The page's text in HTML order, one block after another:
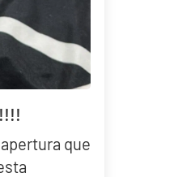
que